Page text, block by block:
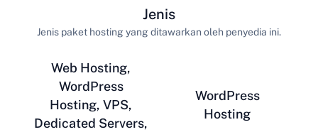
Web Hosting,
WordPress
Hosting, VPS,
Dedicated Servers,
Jenis
Jenis paket hosting yang ditawarkan oleh penyedia ini.
WordPress
Hosting